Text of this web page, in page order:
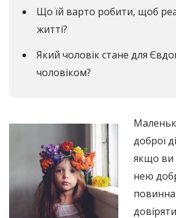
Що їй варто робити, щоб
житті?
Який чоловік стане для
чоловіком?
доброї
якщо ви
нею